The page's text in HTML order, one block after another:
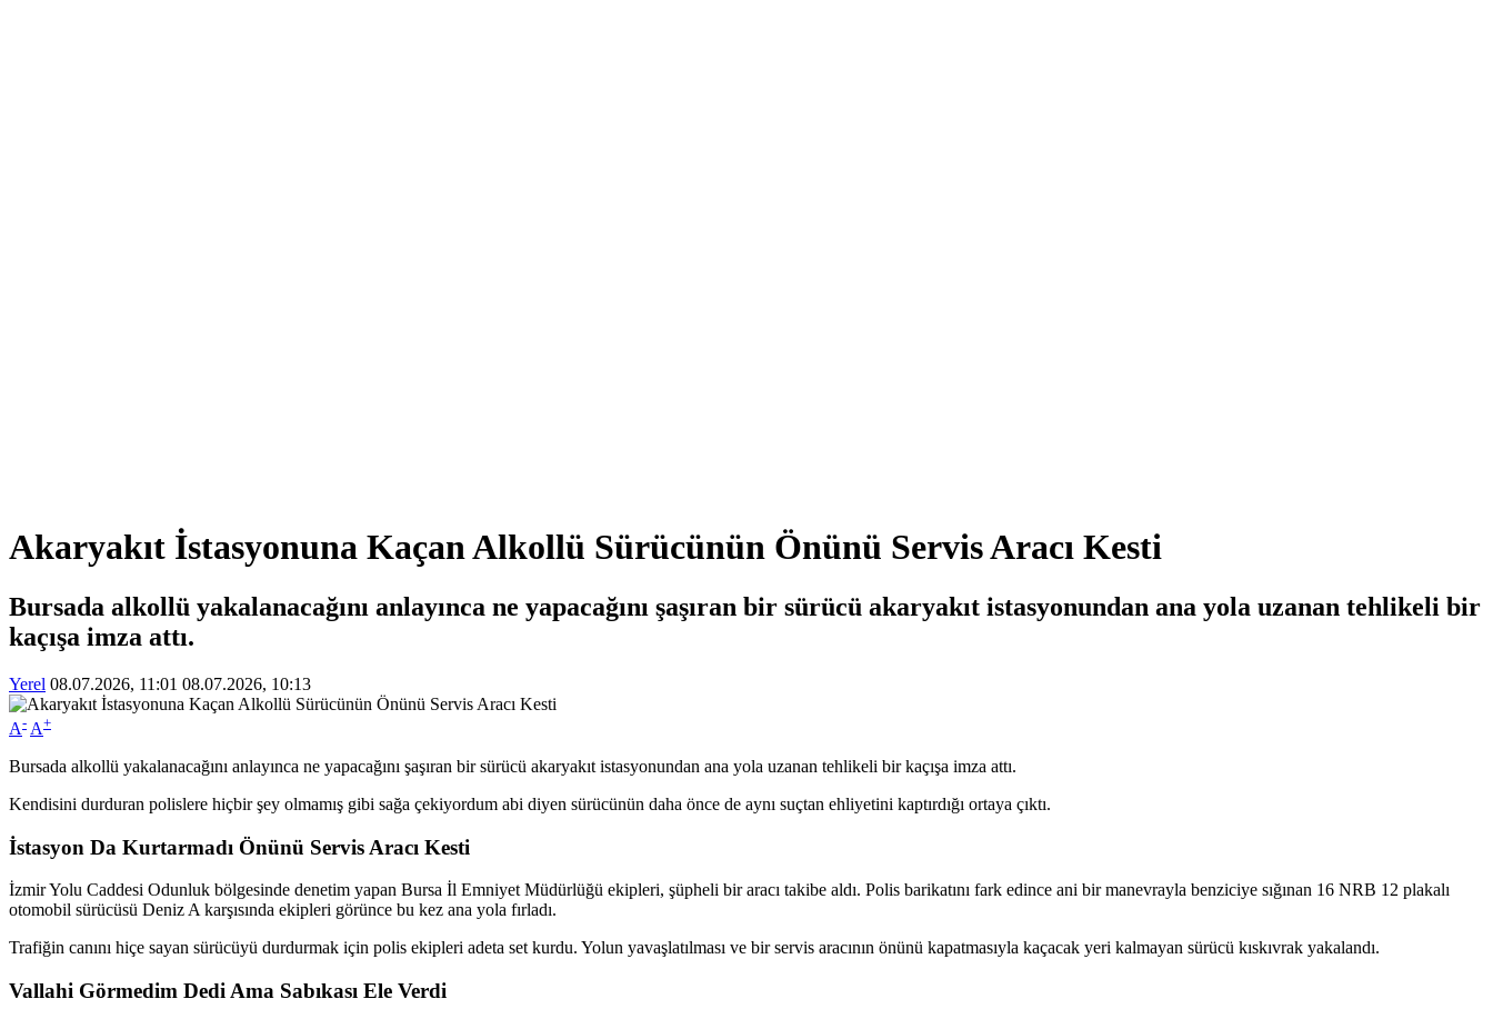
Akaryakıt İstasyonuna Kaçan Alkollü Sürücünün Önünü Servis Aracı Kesti
Bursada alkollü yakalanacağını anlayınca ne yapacağını şaşıran bir sürücü akaryakıt istasyonundan ana yola uzanan tehlikeli bir
kaçışa imza attı.
Yerel 08.07.2026, 11:01 08.07.2026, 10:13
A- A+
Bursada alkollü yakalanacağını anlayınca ne yapacağını şaşıran bir sürücü akaryakıt istasyonundan ana yola uzanan tehlikeli bir kaçışa imza attı.
Kendisini durduran polislere hiçbir şey olmamış gibi sağa çekiyordum abi diyen sürücünün daha önce de aynı suçtan ehliyetini kaptırdığı ortaya çıktı.
İstasyon Da Kurtarmadı Önünü Servis Aracı Kesti
İzmir Yolu Caddesi Odunluk bölgesinde denetim yapan Bursa İl Emniyet Müdürlüğü ekipleri, şüpheli bir aracı takibe aldı. Polis barikatını fark edince ani bir manevrayla benziciye sığınan 16 NRB 12 plakalı
otomobil sürücüsü Deniz A karşısında ekipleri görünce bu kez ana yola fırladı.
Trafiğin canını hiçe sayan sürücüyü durdurmak için polis ekipleri adeta set kurdu. Yolun yavaşlatılması ve bir servis aracının önünü kapatmasıyla kaçacak yeri kalmayan sürücü kıskıvrak yakalandı.
Vallahi Görmedim Dedi Ama Sabıkası Ele Verdi